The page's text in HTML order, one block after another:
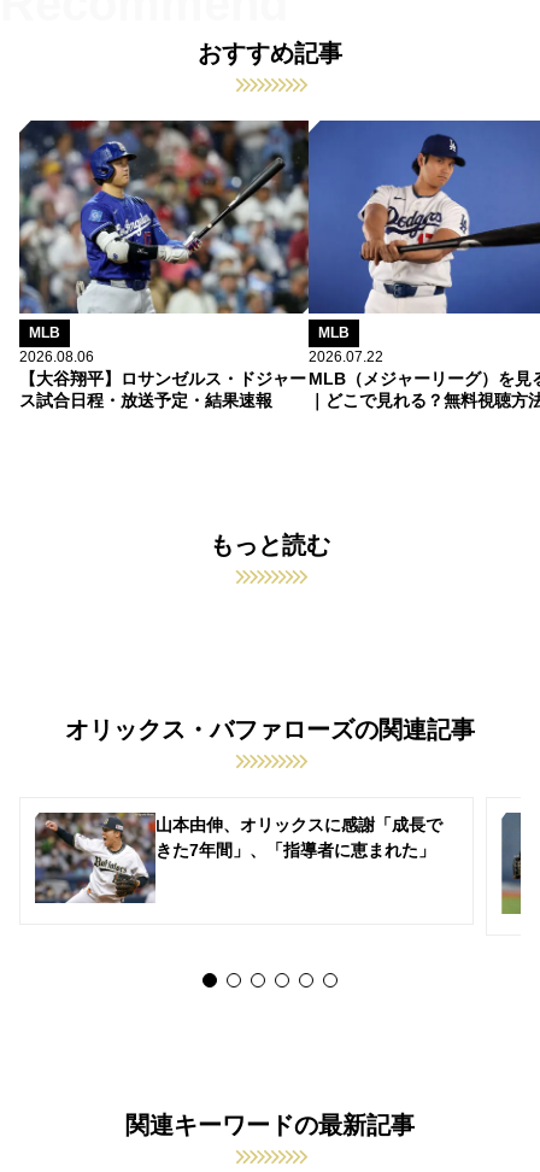
おすすめ記事
MLB
2026.08.06
【大谷翔平】ロサンゼルス・ドジャー
ス試合日程・放送予定・結果速報
MLB
2026.07.22
MLB（メジャーリーグ）を見
｜どこで見れる？無料視聴方
もっと読む
オリックス・バファローズの関連記事
山本由伸、オリックスに感謝「成長で
きた7年間」、「指導者に恵まれた」
関連キーワードの最新記事